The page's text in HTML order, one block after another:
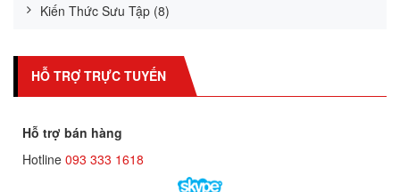
Kiến Thức Sưu Tập (8)
HỖ TRỢ TRỰC TUYẾN
Hỗ trợ bán hàng
Hotline 093 333 1618